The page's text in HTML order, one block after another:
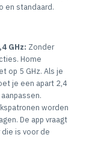
en standaard.
GHz: Zonder
Home
op 5 GHz. Als je
je een apart 2,4
worden
De app vraagt
is voor de